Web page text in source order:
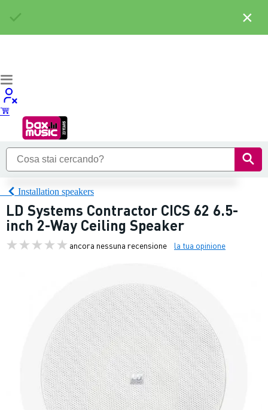
Installation speakers
LD Systems Contractor CICS 62 6.5-
inch 2-Way Ceiling Speaker
ancora nessuna recensione la tua opinione
×